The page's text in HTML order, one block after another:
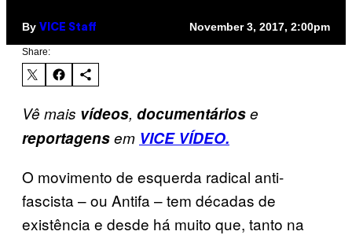
By VICE Staff November 3, 2017, 2:00pm
Share:
Vê mais vídeos, documentáriose
reportagensem VICE VÍDEO.
O movimento de esquerda radical anti-
fascista – ou Antifa – tem décadas de
existência e desde há muito que, tanto na